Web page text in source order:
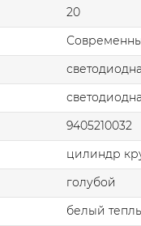
20
9405210032
цилиндр
голубой
белый